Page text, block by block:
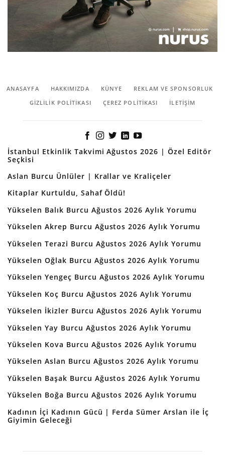
ANASAYFA HAKKIMIZDA KÜNYE
REKLAM VE SPONSORLUK
GIZLILIK POLITIKASI
ÇEREZ POLITIKASI İLETİŞİM
İstanbul Etkinlik Takvimi Ağustos 2026 | Özel Editör
Seçkisi
Aslan Burcu Ünlüler | Krallar ve Kraliçeler
Kitaplar Kurtuldu, Sahaf Öldü!
Yükselen Balık Burcu Ağustos 2026 Aylık Yorumu
Yükselen Akrep Burcu Ağustos 2026 Aylık Yorumu
Yükselen Terazi Burcu Ağustos 2026 Aylık Yorumu
Yükselen Oğlak Burcu Ağustos 2026 Aylık Yorumu
Yükselen Yengeç Burcu Ağustos 2026 Aylık Yorumu
Yükselen Koç Burcu Ağustos 2026 Aylık Yorumu
Yükselen İkizler Burcu Ağustos 2026 Aylık Yorumu
Yükselen Yay Burcu Ağustos 2026 Aylık Yorumu
Yükselen Kova Burcu Ağustos 2026 Aylık Yorumu
Yükselen Aslan Burcu Ağustos 2026 Aylık Yorumu
Yükselen Başak Burcu Ağustos 2026 Aylık Yorumu
Yükselen Boğa Burcu Ağustos 2026 Aylık Yorumu
Kadının İçi Kadının Gücü | Ferda Sümer Arslan ile İç
Giyimin Geleceği